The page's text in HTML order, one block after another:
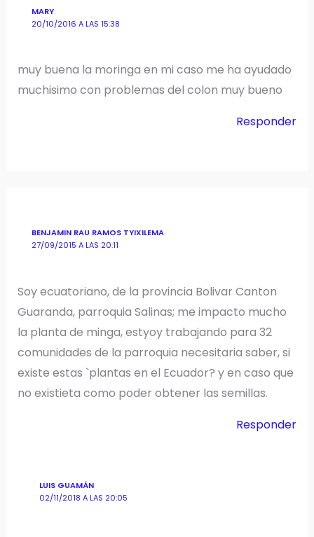
MARY
20/10/2016 A LAS 15:38
muy buena la moringa en mi caso me ha ayudado
muchisimo con problemas del colon muy bueno
Responder
BENJAMIN RAU RAMOS TYIXILEMA
27/09/2015 A LAS 20:11
Soy ecuatoriano, de la provincia Bolivar Canton
Guaranda, parroquia Salinas; me impacto mucho
la planta de minga, estyoy trabajando para 32
comunidades de la parroquia necesitaria saber, si
existe estas `plantas en el Ecuador? y en caso que
no existieta como poder obtener las semillas.
Responder
LUIS GUAMÁN
02/11/2018 A LAS 20:05